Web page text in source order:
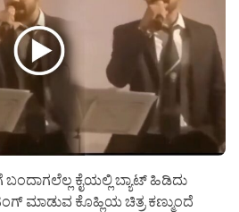
ಕೈಯಲ್ಲಿ ಬ್ಯಾಟ್ ಹಿಡಿದು
ಮಾಡುವ ಕೊಹ್ಲಿಯ ಚಿತ್ರ ಕಣ್ಮುಂದೆ